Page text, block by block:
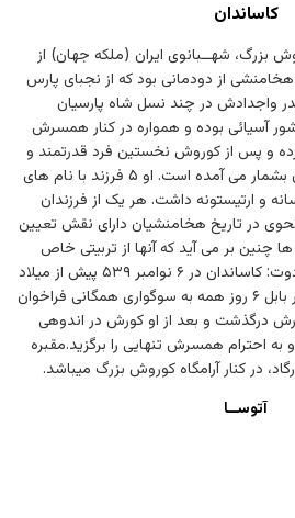
کاساندان
بزرگ، شهــبانوی ایران (ملکه جهان) از
از دودمانی بود که از نجبای پارس
در چند نسل شاه پارسیان
ملکه ۲۸ کشور آسیائی بوده و همواره در کنار همسرش
و پس از کوروش نخستین فرد قدرتمند و
سیاستمدار دربار هخامنشیان بشمار می آمده است. او ۵ فرزند با نام های
و ارتیستونه داشت. هر یک از فرزندان
در تاریخ هخامنشیان دارای نقش تعیین
چنین بر می آید که آنها از تربیتی خاص
برخوردار بودند.به نقل از هرودوت: کاساندان در ۶ نوامبر ۵۳۹ پیش از میلاد
فوت کرد و هنگام مرگ وی در بابل ۶ روز همه به سوگواری همگانی فراخوان
درگذشت و بعد از او کورش در اندوهی
به احترام همسرش تنهایی را برگزید.مقبره
در کنار آرامگاه کوروش بزرگ میباشد.
آتوســا